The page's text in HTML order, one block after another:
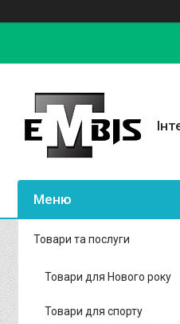
Товари та послуги
Товари для Нового року
Товари для спорту